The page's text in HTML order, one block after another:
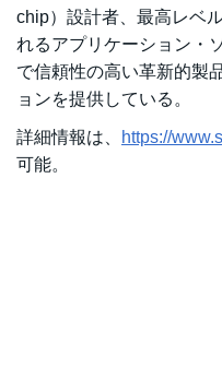
chip）設計者、最高レベ
れるアプリケーション・
で信頼性の高い革新的製
ョンを提供している。
詳細情報は、 https://
可能。